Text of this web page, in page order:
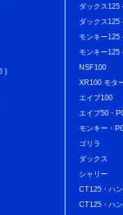
)
ダックス
ダックス
モンキー
モンキー125
NSF100
XR100 モタ
エイプ100
エイプ50・
モンキー・
ゴリラ
ダックス
シャリー
CT125・ハ
CT125・ハ